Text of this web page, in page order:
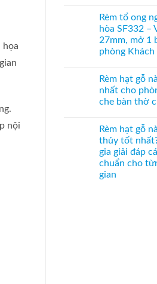
họa
nội
Bách
Xanh
Hoa
Sen
phối
sang
trọng,
phong
–
Giải
pháp
trang
trí
Á
đáo,
mộc
và
bình
luận
ở
Vách
tổ
ong
phòng
bếp
và
hành
Hệ
CiCi-
27mm
nhôm
nâu
sang
trọng
Rèm tổ ong
hòa SF332 –
27mm, mở 1
phòng Khách
bình
luận
ở
Rèm
ngăn
điều
hòa
SF332
–
Vách
CiCi-
27mm,
Rèm hạt gỗ
nhất cho
che bàn thờ
bình
luận
ở
Rèm
hạt
gỗ
nào
Rèm hạt gỗ
thủy tốt
gia giải đáp
chuẩn cho
gian